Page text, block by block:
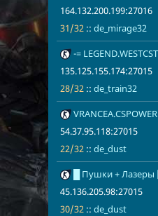
164.132.200.199:27016
31/32 :: de_mirage32
24 -=
135.125.155.174:27015
28/32 :: de_train32
25
54.37.95.118:27015
22/32 :: de_dust
26
█ Пушки +
45.136.205.98:27015
30/32 :: de_dust